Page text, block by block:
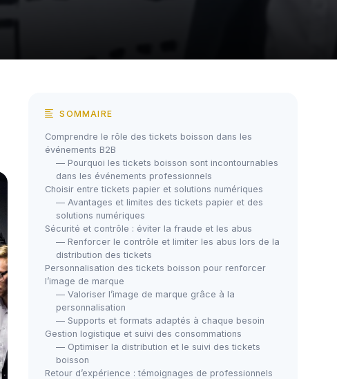
SOMMAIRE
Comprendre le rôle des tickets boisson dans les
événements B2B
— Pourquoi les tickets boisson sont incontournables
dans les événements professionnels
Choisir entre tickets papier et solutions numériques
— Avantages et limites des tickets papier et des
solutions numériques
Sécurité et contrôle : éviter la fraude et les abus
— Renforcer le contrôle et limiter les abus lors de la
distribution des tickets
Personnalisation des tickets boisson pour renforcer
l’image de marque
— Valoriser l’image de marque grâce à la
personnalisation
— Supports et formats adaptés à chaque besoin
Gestion logistique et suivi des consommations
— Optimiser la distribution et le suivi des tickets
boisson
Retour d’expérience : témoignages de professionnels